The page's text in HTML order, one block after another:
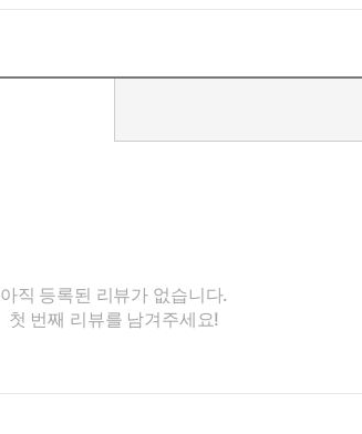
아직 등록된 리뷰가 없습니다.
첫 번째 리뷰를 남겨주세요!